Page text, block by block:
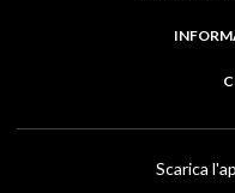
Scarica